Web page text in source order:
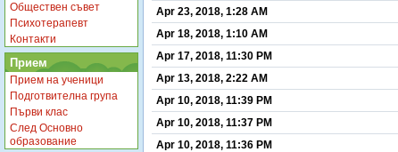
Обществен съвет
Психотерапевт
Контакти
Прием
Прием на ученици
Подготвителна група
Първи клас
След Основно
образование
Apr 23, 2018, 1:28 AM
Apr 18, 2018, 1:10 AM
Apr 17, 2018, 11:30 PM
Apr 13, 2018, 2:22 AM
Apr 10, 2018, 11:39 PM
Apr 10, 2018, 11:37 PM
Apr 10, 2018, 11:36 PM